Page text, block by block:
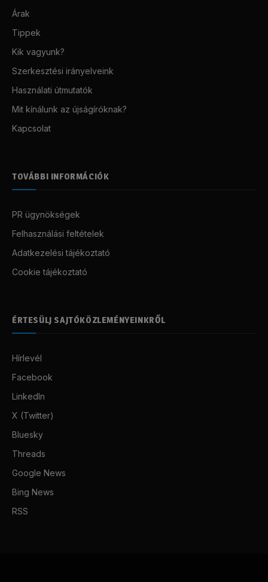
Árak
Tippek
Kik vagyunk?
Szerkesztési irányelveink
Használati útmutatók
Mit kínálunk az újságíróknak?
Kapcsolat
TOVÁBBI INFORMÁCIÓK
PR ügynökségek
Felhasználási feltételek
Adatkezelési tájékoztató
Cookie tájékoztató
ÉRTESÜLJ SAJTÓKÖZLEMÉNYEINKRŐL
Hírlevél
Facebook
LinkedIn
X (Twitter)
Bluesky
Threads
Google News
Bing News
RSS